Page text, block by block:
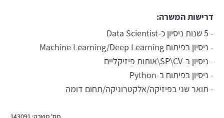
דרישות המשרה:
- 5 שנות ניסיון כ-Data Scientist
- ניסיון בפיתוח Machine Learning/Deep Learning
- ניסיון ב-SP\CV\אותות פיזיקליים
- ניסיון בפיתוח ב-Python
- תואר שני בפיזיקה/אלקטרוניקה/תחום דומה